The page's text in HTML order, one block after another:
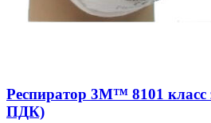
Респиратор 3M™ 8101
ПДК)